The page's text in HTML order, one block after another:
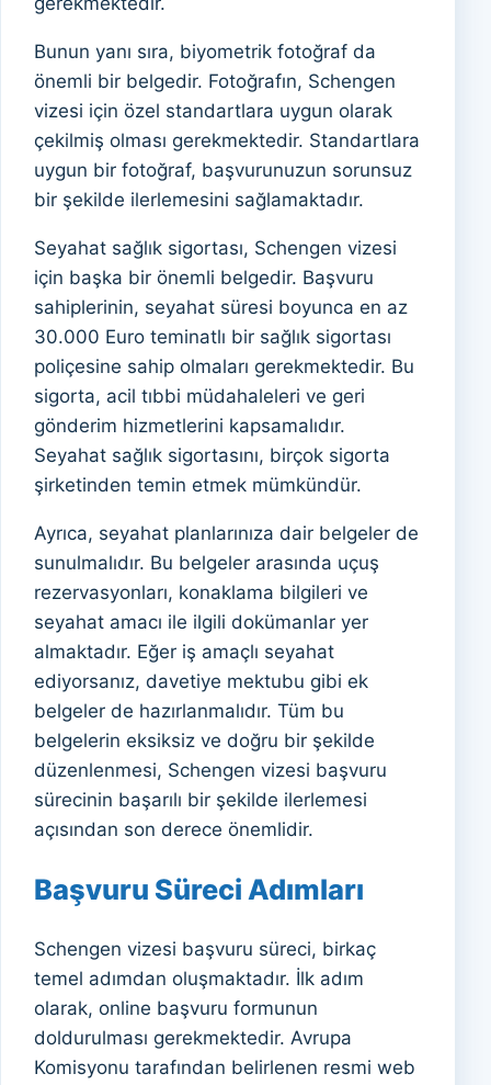
Bunun yanı sıra, biyometrik fotoğraf da
önemli bir belgedir. Fotoğrafın, Schengen
vizesi için özel standartlara uygun olarak
çekilmiş olması gerekmektedir. Standartlara
uygun bir fotoğraf, başvurunuzun sorunsuz
bir şekilde ilerlemesini sağlamaktadır.
Seyahat sağlık sigortası, Schengen vizesi
için başka bir önemli belgedir. Başvuru
sahiplerinin, seyahat süresi boyunca en az
30.000 Euro teminatlı bir sağlık sigortası
poliçesine sahip olmaları gerekmektedir. Bu
sigorta, acil tıbbi müdahaleleri ve geri
gönderim hizmetlerini kapsamalıdır.
Seyahat sağlık sigortasını, birçok sigorta
şirketinden temin etmek mümkündür.
Ayrıca, seyahat planlarınıza dair belgeler de
sunulmalıdır. Bu belgeler arasında uçuş
rezervasyonları, konaklama bilgileri ve
seyahat amacı ile ilgili dokümanlar yer
almaktadır. Eğer iş amaçlı seyahat
ediyorsanız, davetiye mektubu gibi ek
belgeler de hazırlanmalıdır. Tüm bu
belgelerin eksiksiz ve doğru bir şekilde
düzenlenmesi, Schengen vizesi başvuru
sürecinin başarılı bir şekilde ilerlemesi
açısından son derece önemlidir.
Başvuru Süreci Adımları
Schengen vizesi başvuru süreci, birkaç
temel adımdan oluşmaktadır. İlk adım
olarak, online başvuru formunun
doldurulması gerekmektedir. Avrupa
Komisyonu tarafından belirlenen resmi web